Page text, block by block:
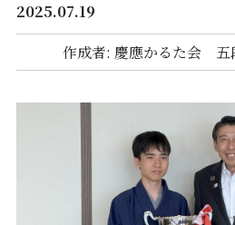
2025.07.19
作成者: 慶應かるた会 五